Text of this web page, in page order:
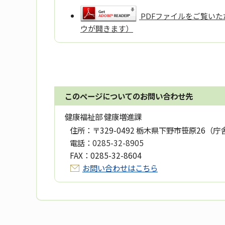
PDFファイルをご覧い
ウが開きます）
このページについてのお問い合わせ先
健康福祉部 健康増進課
住所： 〒329-0492 栃木県下野市笹原26（庁
電話： 0285-32-8905
FAX： 0285-32-8604
お問い合わせはこちら